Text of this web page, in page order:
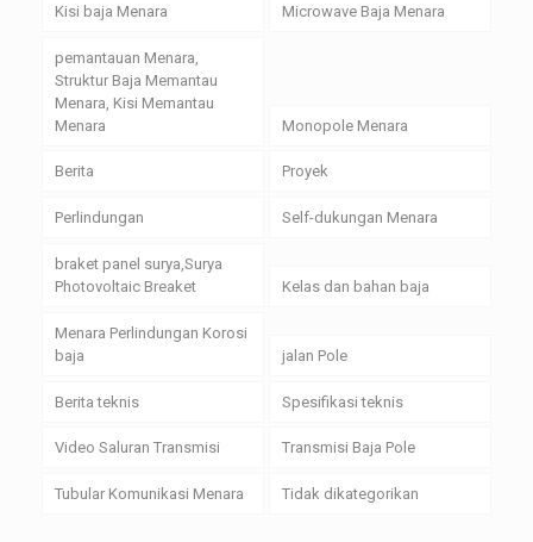
Kisi baja Menara Microwave Baja Menara
pemantauan Menara,
Struktur Baja Memantau
Menara, Kisi Memantau
Menara
Monopole Menara
Berita Proyek
Perlindungan Self-dukungan Menara
braket panel surya,Surya
Photovoltaic Breaket
Kelas dan bahan baja
Menara Perlindungan Korosi
baja
jalan Pole
Berita teknis Spesifikasi teknis
Video Saluran Transmisi Transmisi Baja Pole
Tubular Komunikasi Menara Tidak dikategorikan